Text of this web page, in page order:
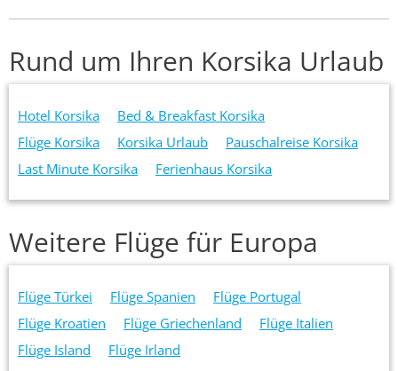
Rund um Ihren Korsika Urlaub
Hotel Korsika
Bed & Breakfast Korsika
Flüge Korsika
Korsika Urlaub
Pauschalreise Korsika
Last Minute Korsika
Ferienhaus Korsika
Weitere Flüge für Europa
Flüge Türkei Flüge Spanien
Flüge Portugal
Flüge Kroatien
Flüge Griechenland
Flüge Italien
Flüge Island
Flüge Irland